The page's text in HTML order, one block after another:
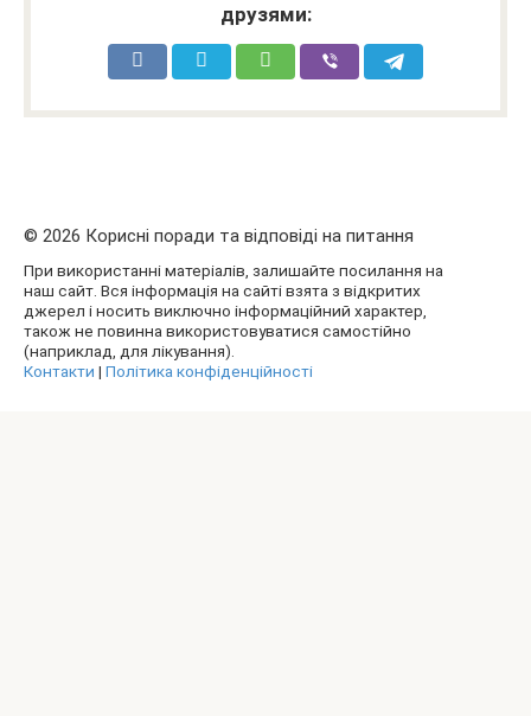
друзями:
© 2026 Корисні поради та відповіді на питання
При використанні матеріалів, залишайте посилання на
наш сайт. Вся інформація на сайті взята з відкритих
джерел і носить виключно інформаційний характер,
також не повинна використовуватися самостійно
(наприклад, для лікування).
Контакти | Політика конфіденційності